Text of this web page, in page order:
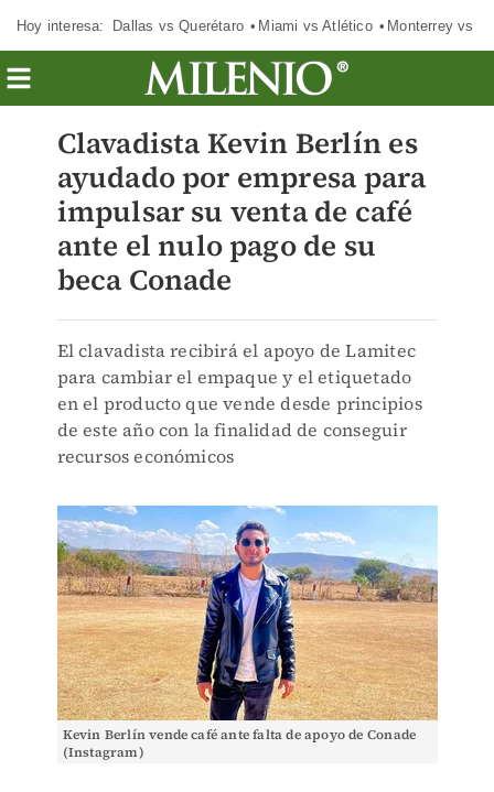
Hoy interesa: Dallas vs Querétaro Miami vs Atlético Monterrey vs
Clavadista Kevin Berlín es
ayudado por empresa para
impulsar su venta de café
ante el nulo pago de su
beca Conade
El clavadista recibirá el apoyo de Lamitec
para cambiar el empaque y el etiquetado
en el producto que vende desde principios
de este año con la finalidad de conseguir
recursos económicos
Kevin Berlín vende café ante falta de apoyo de Conade
(Instagram)